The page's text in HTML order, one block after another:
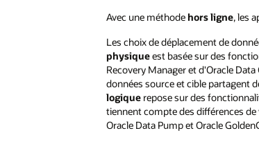
Avec une méthode hors ligne, les
Les choix de déplacement de
physiqueest basée sur des
Recovery Manager et d'Oracle
données source et cible partagent
logique repose sur des
tiennent compte des différences
Oracle Data Pump et Oracle